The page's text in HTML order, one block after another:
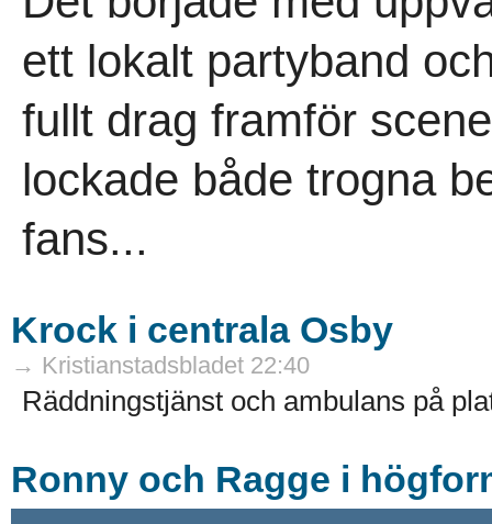
ett lokalt partyband
fullt drag framför
lockade både trogna
fans...
Krock i centrala Osby
→ Kristianstadsbladet 22:40
Räddningstjänst och ambulans på
Ronny och Ragge i